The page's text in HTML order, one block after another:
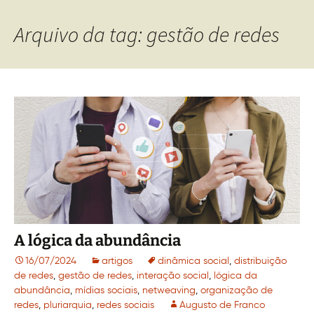
Arquivo da tag: gestão de redes
A lógica da abundância
16/07/2024 artigos dinâmica social , distribuição
de redes, gestão de redes, interação social , lógica da
abundância, mídias sociais, netweaving, organização de
redes, pluriarquia, redes sociais Augusto de Franco